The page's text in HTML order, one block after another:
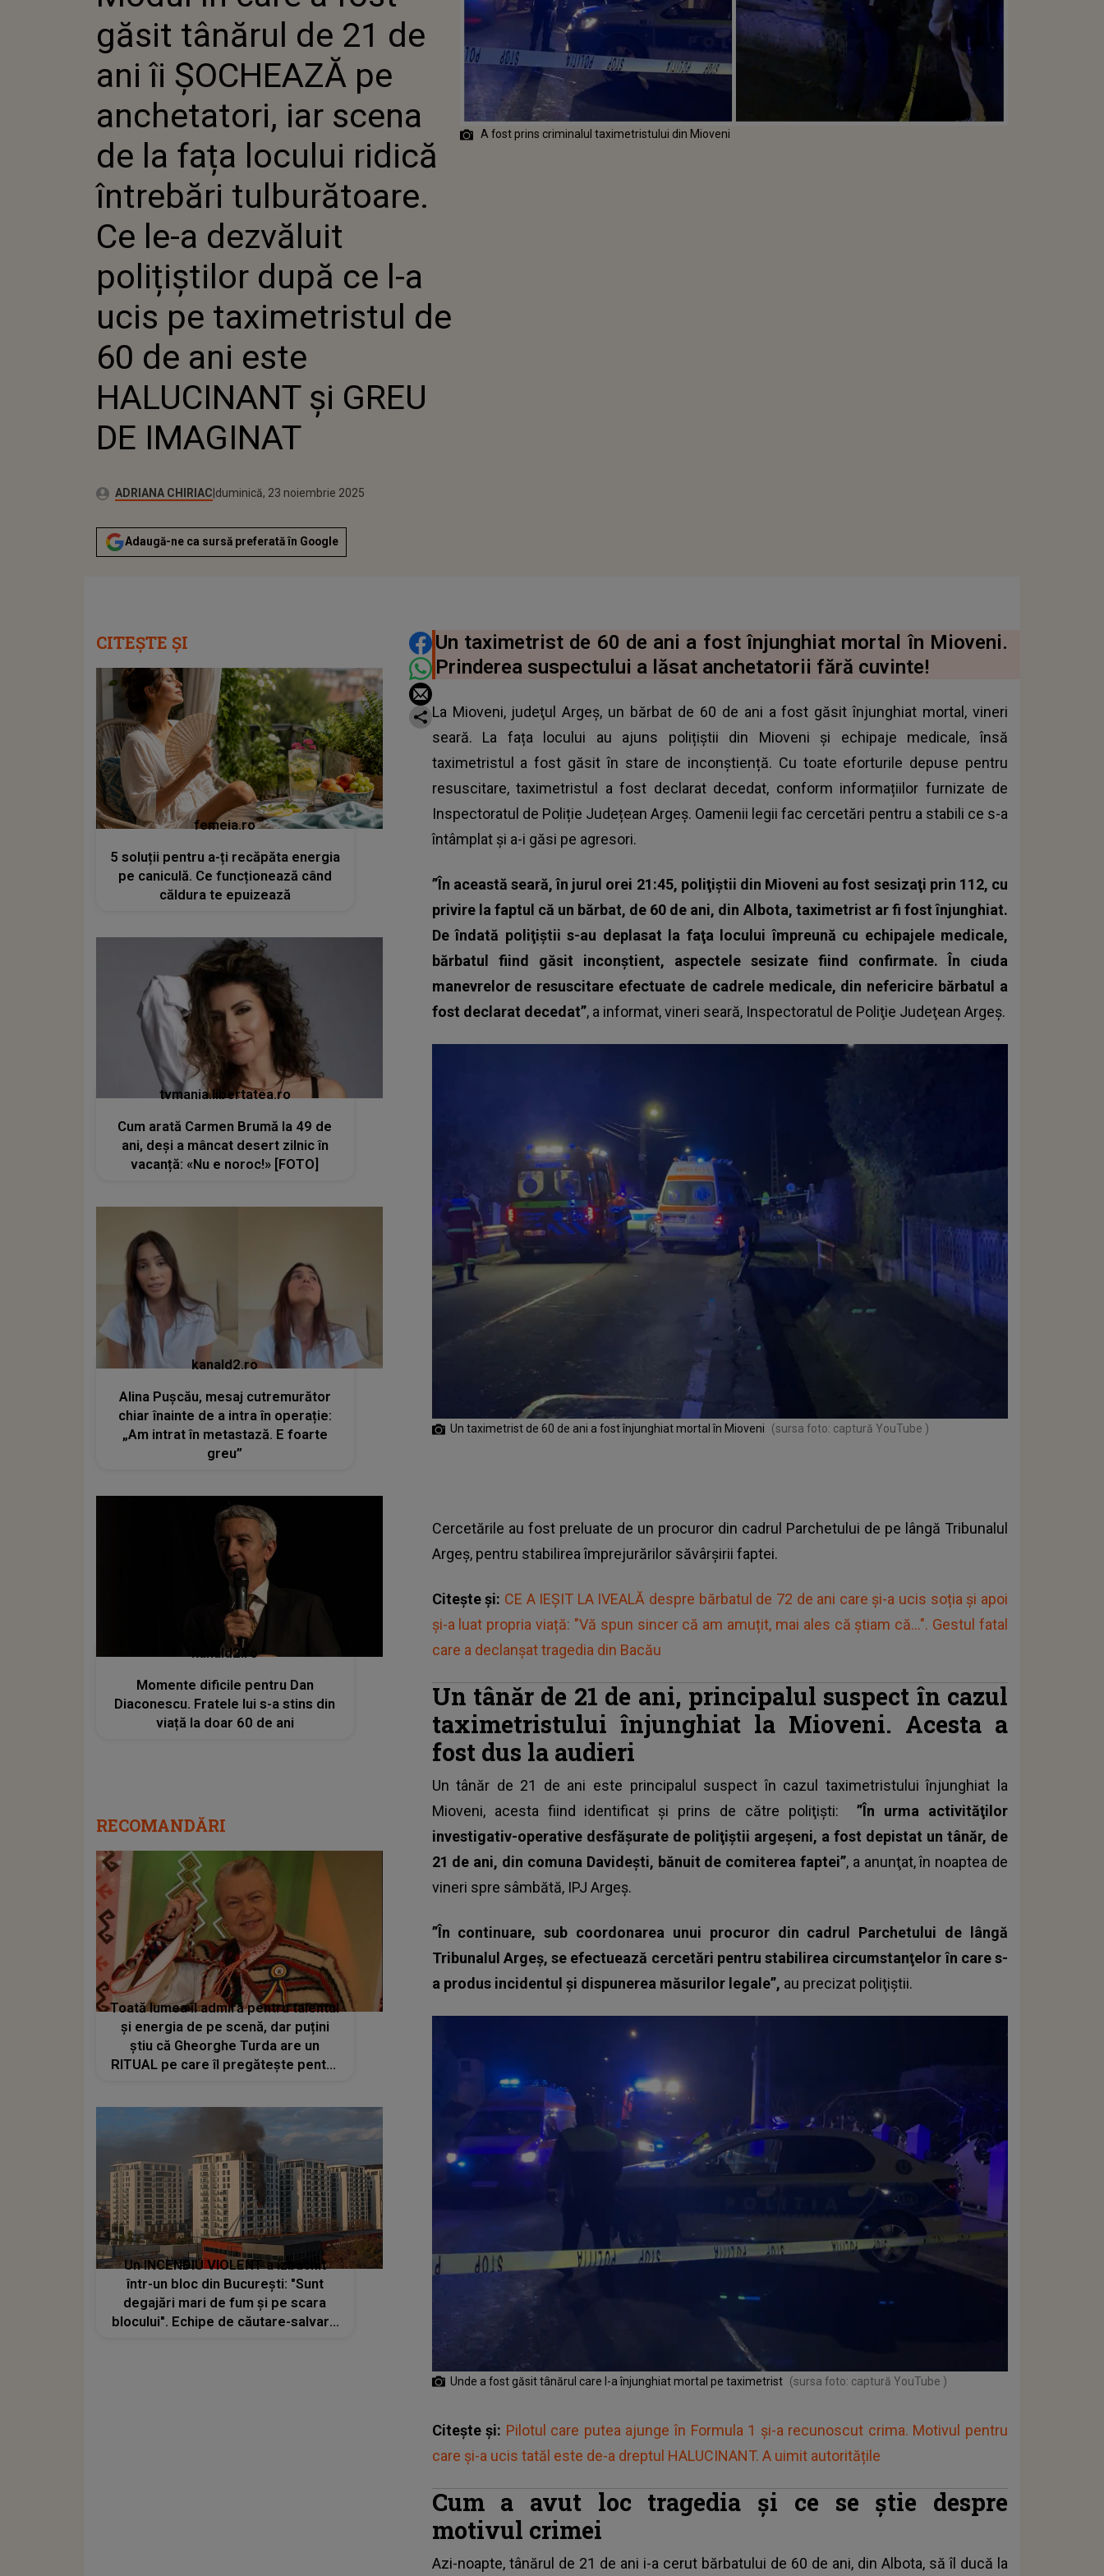
ANCHETATORI, IAR SCENA
DE LA FAȚA LOCULUI
RIDICĂ ÎNTREBĂRI
TULBURĂTOARE. CE LE-A
DEZVĂLUIT
POLIȚIȘTILOR DUPĂ CE L-
A UCIS PE
TAXIMETRISTUL DE 60 DE
ANI ESTE HALUCINANT ŞI
GREU DE IMAGINAT
găsit tânărul de 21 de
ani îi ȘOCHEAZĂ pe
anchetatori, iar scena
de la fața locului ridică
întrebări tulburătoare.
Ce le-a dezvăluit
polițiștilor după ce l-a
ucis pe taximetristul de
60 de ani este
HALUCINANT şi GREU
DE IMAGINAT
Autor:ADRIANA CHIRIACPublicat:
duminică, 23 noiembrie 2025
Actualizat:
duminică, 23 noiembrie 2025
Adaugă-ne ca sursă preferată în Google
A fost prins criminalul taximetristului din Mioveni
DISTRIBUIE ARTICOLUL
Un taximetrist de 60 de ani a fost înjunghiat mortal în Mioveni.
Prinderea suspectului a lăsat anchetatorii fără cuvinte!
La Mioveni, judeţul Argeş, un bărbat de 60 de ani a fost găsit înjunghiat mortal, vineri
seară. La fața locului au ajuns polițiștii din Mioveni și echipaje medicale, însă
taximetristul a fost găsit în stare de inconștiență. Cu toate eforturile depuse pentru
resuscitare, taximetristul a fost declarat decedat, conform informațiilor furnizate de
Inspectoratul de Poliție Județean Argeș. Oamenii legii fac cercetări pentru a stabili ce s-a
întâmplat şi a-i găsi pe agresori.
”În această seară, în jurul orei 21:45, poliţiştii din Mioveni au fost sesizaţi prin 112, cu
privire la faptul că un bărbat, de 60 de ani, din Albota, taximetrist ar fi fost înjunghiat.
De îndată poliţiştii s-au deplasat la faţa locului împreună cu echipajele medicale,
bărbatul fiind găsit inconştient, aspectele sesizate fiind confirmate. În ciuda
manevrelor de resuscitare efectuate de cadrele medicale, din nefericire bărbatul a
fost declarat decedat”, a informat, vineri seară, Inspectoratul de Poliţie Judeţean Argeş.
Un taximetrist de 60 de ani a fost înjunghiat mortal în Mioveni (sursa foto: captură YouTube )
Cercetările au fost preluate de un procuror din cadrul Parchetului de pe lângă Tribunalul
Argeş, pentru stabilirea împrejurărilor săvârşirii faptei.
Citește și: CE A IEȘIT LA IVEALĂ despre bărbatul de 72 de ani care și-a ucis soția și apoi
și-a luat propria viață: "Vă spun sincer că am amuțit, mai ales că știam că...". Gestul fatal
care a declanșat tragedia din Bacău
Un tânăr de 21 de ani, principalul suspect în cazul
taximetristului înjunghiat la Mioveni. Acesta a
fost dus la audieri
Un tânăr de 21 de ani este principalul suspect în cazul taximetristului înjunghiat la
Mioveni, acesta fiind identificat şi prins de către poliţişti:”În urma activităţilor
investigativ-operative desfăşurate de poliţiştii argeşeni, a fost depistat un tânăr, de
21 de ani, din comuna Davideşti, bănuit de comiterea faptei”, a anunţat, în noaptea de
vineri spre sâmbătă, IPJ Argeş.
”În continuare, sub coordonarea unui procuror din cadrul Parchetului de lângă
Tribunalul Argeş, se efectuează cercetări pentru stabilirea circumstanţelor în care s-
a produs incidentul şi dispunerea măsurilor legale”, au precizat poliţiştii.
Unde a fost găsit tânărul care l-a înjunghiat mortal pe taximetrist (sursa foto: captură YouTube )
Citește și: Pilotul care putea ajunge în Formula 1 și-a recunoscut crima. Motivul pentru
care și-a ucis tatăl este de-a dreptul HALUCINANT. A uimit autoritățile
Cum a avut loc tragedia și ce se știe despre
motivul crimei
Azi-noapte, tânărul de 21 de ani i-a cerut bărbatului de 60 de ani, din Albota, să îl ducă la
CITEȘTE ȘI
femeia.ro
5 soluții pentru a-ți recăpăta energia
pe caniculă. Ce funcționează când
căldura te epuizează
tvmania.libertatea.ro
Cum arată Carmen Brumă la 49 de
ani, deși a mâncat desert zilnic în
vacanță: «Nu e noroc!» [FOTO]
kanald2.ro
Alina Pușcău, mesaj cutremurător
chiar înainte de a intra în operație:
„Am intrat în metastază. E foarte
greu”
kanald2.ro
Momente dificile pentru Dan
Diaconescu. Fratele lui s-a stins din
viață la doar 60 de ani
RECOMANDĂRI
Toată lumea îl admiră pentru talentul
și energia de pe scenă, dar puțini
știu că Gheorghe Turda are un
RITUAL pe care îl pregătește pentru
FACE înainte să urce pe scenă
Un INCENDIU VIOLENT a izbucnit
într-un bloc din București: "Sunt
degajări mari de fum şi pe scara
blocului". Echipe de căutare-salvare